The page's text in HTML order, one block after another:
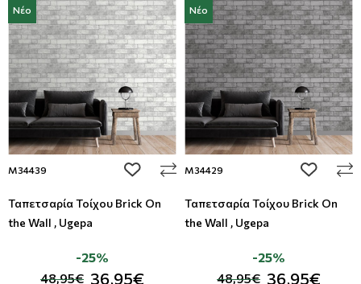
Νέο
M34439 add to wishlist
Ταπετσαρία Τοίχου Brick On
the Wall , Ugepa
48,95€ 36,95€
-25%
Νέο
M34429 add to
Ταπετσαρία Τοίχου Brick On
the Wall , Ugepa
48,95€ 36,95€
-25%